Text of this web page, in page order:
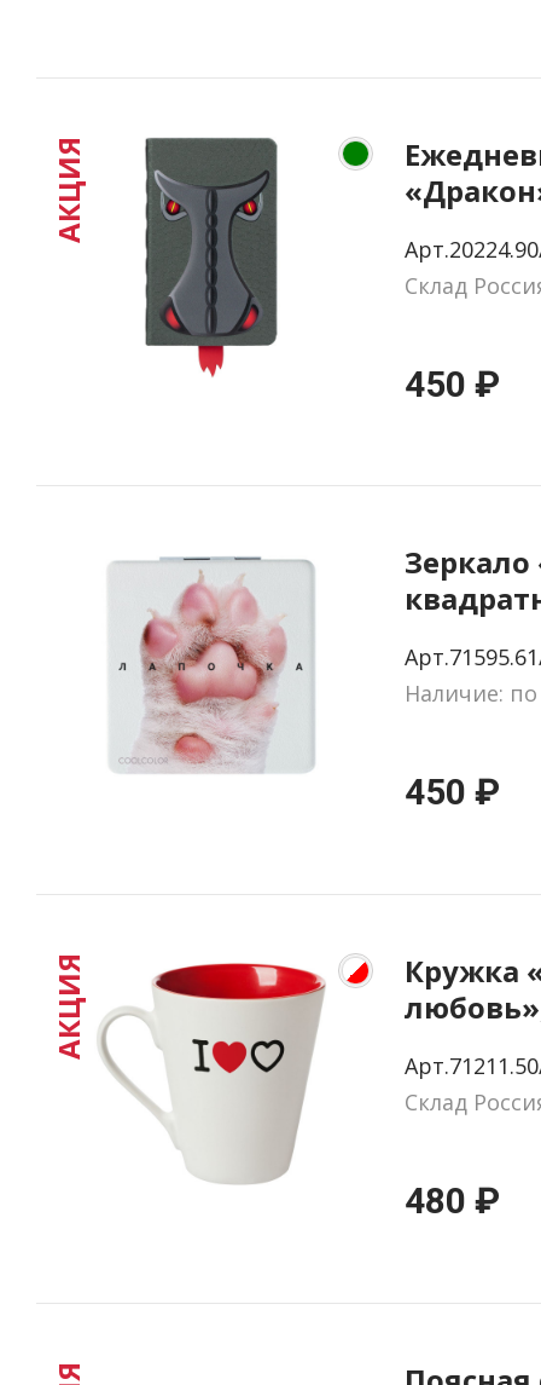
темно-
Склад
450 ₽
АКЦИЯ
Наличие:
450 ₽
Кружка
Склад
480 ₽
АКЦИЯ